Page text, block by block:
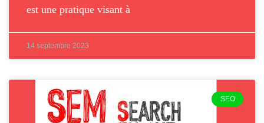
est une pratique visant à
14 septembre 2023
SEO